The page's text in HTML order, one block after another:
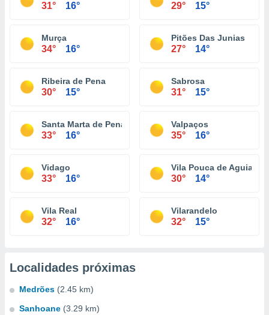
31° 16° 29° 15°
Murça
34° 16°
Pitões Das Junias
27° 14°
Ribeira de Pena
30° 15°
Sabrosa
31° 15°
Santa Marta de Penaguião
33° 16°
Valpaços
35° 16°
Vidago
33° 16°
Vila Pouca de Aguiar
30° 14°
Vila Real
32° 16°
Vilarandelo
32° 15°
Localidades próximas
Medrões (2.45 km)
Sanhoane (3.29 km)